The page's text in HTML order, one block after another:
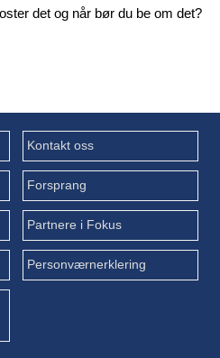
det og når bør du be om det?
Kontakt oss
Forsprang
Partnere i Fokus
Personværnerklering